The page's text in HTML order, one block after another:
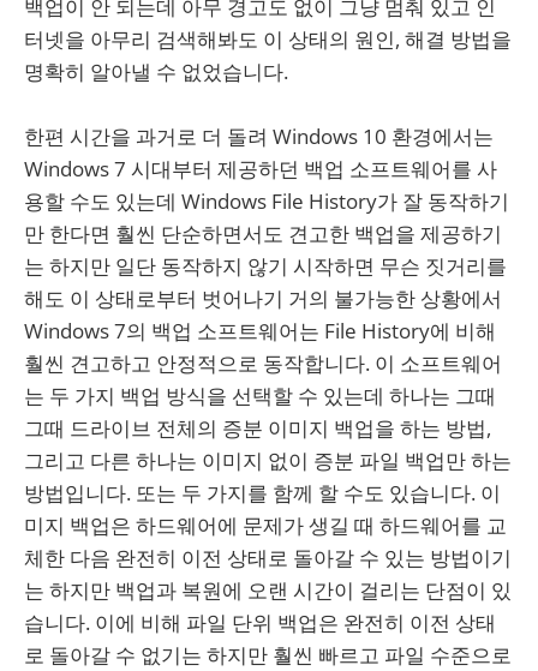
백업이 안 되는데 아무 경고도 없이 그냥 멈춰 있고 인
터넷을 아무리 검색해봐도 이 상태의 원인, 해결 방법을
명확히 알아낼 수 없었습니다.
한편 시간을 과거로 더 돌려 Windows 10 환경에서는
Windows 7 시대부터 제공하던 백업 소프트웨어를 사
용할 수도 있는데 Windows File History가 잘 동작하기
만 한다면 훨씬 단순하면서도 견고한 백업을 제공하기
는 하지만 일단 동작하지 않기 시작하면 무슨 짓거리를
해도 이 상태로부터 벗어나기 거의 불가능한 상황에서
Windows 7의 백업 소프트웨어는 File History에 비해
훨씬 견고하고 안정적으로 동작합니다. 이 소프트웨어
는 두 가지 백업 방식을 선택할 수 있는데 하나는 그때
그때 드라이브 전체의 증분 이미지 백업을 하는 방법,
그리고 다른 하나는 이미지 없이 증분 파일 백업만 하는
방법입니다. 또는 두 가지를 함께 할 수도 있습니다. 이
미지 백업은 하드웨어에 문제가 생길 때 하드웨어를 교
체한 다음 완전히 이전 상태로 돌아갈 수 있는 방법이기
는 하지만 백업과 복원에 오랜 시간이 걸리는 단점이 있
습니다. 이에 비해 파일 단위 백업은 완전히 이전 상태
로 돌아갈 수 없기는 하지만 훨씬 빠르고 파일 수준으로